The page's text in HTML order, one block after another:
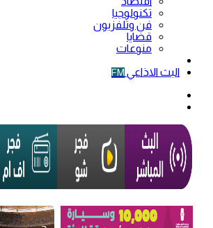
تكنولوجيا
فن وتلفزيون
قضايا
منوعات
البث الاذاعي FM